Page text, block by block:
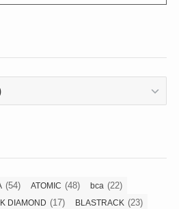
(54) ATOMIC (48) bca (22)
DIAMOND (17) BLASTRACK (23)